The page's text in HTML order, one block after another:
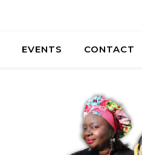
EVENTS CONTACT